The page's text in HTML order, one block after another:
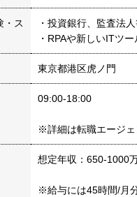
・ス
・投資銀行、監査法
・RPAや新しいITツ
東京都港区虎ノ門
09:00-18:00
※詳細は転職エージェ
想定年収：650-1000
※給与には45時間/月